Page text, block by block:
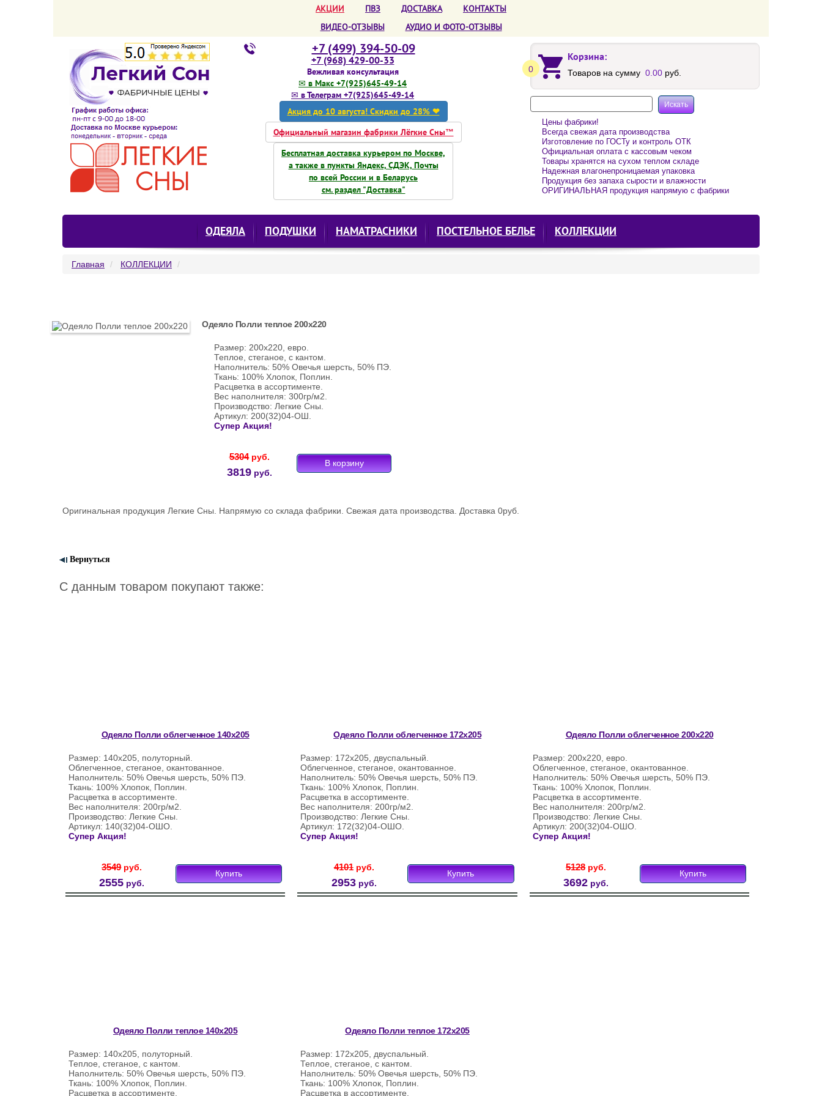
АКЦИИ ПВЗ ДОСТАВКА
КОНТАКТЫ
ВИДЕО-ОТЗЫВЫ
АУДИО И ФОТО-ОТЗЫВЫ
+7 (499) 394-50-09
+7 (968) 429-00-33
Вежливая консультация
✉ в Макс +7(925)645-49-14
✉ в Телеграм +7(925)645-49-14
Акция до 10 августа! Скидки до 28% ❤
Официальный магазин фабрики Лёгкие Сны™
Бесплатная доставка курьером по Москве,
а также в пункты Яндекс, СДЭК, Почты
по всей России и в Беларусь
см. раздел "Доставка"
0
Корзина:
Товаров на сумму 0.00 руб.
Цены фабрики!
Всегда свежая дата производства
Изготовление по ГОСТу и контроль ОТК
Официальная оплата с кассовым чеком
Товары хранятся на сухом теплом складе
Надежная влагонепроницаемая упаковка
Продукция без запаха сырости и влажности
ОРИГИНАЛЬНАЯ продукция напрямую с фабрики
ОДЕЯЛА ПОДУШКИ НАМАТРАСНИКИ ПОСТЕЛЬНОЕ БЕЛЬЕ КОЛЛЕКЦИИ
Главная КОЛЛЕКЦИИ
Одеяло Полли теплое 200х220
Размер: 200х220, евро.
Теплое, стеганое, с кантом.
Наполнитель: 50% Овечья шерсть, 50% ПЭ.
Ткань: 100% Хлопок, Поплин.
Расцветка в ассортименте.
Вес наполнителя: 300гр/м2.
Производство: Легкие Сны.
Артикул: 200(32)04-ОШ.
Супер Акция!
5304руб.
3819руб.
Оригинальная продукция Легкие Сны. Напрямую со склада фабрики. Свежая дата производства. Доставка 0руб.
Вернуться
С данным товаром покупают также:
Одеяло Полли облегченное 140х205
Размер: 140х205, полуторный.
Облегченное, стеганое, окантованное.
Наполнитель: 50% Овечья шерсть, 50% ПЭ.
Ткань: 100% Хлопок, Поплин.
Расцветка в ассортименте.
Вес наполнителя: 200гр/м2.
Производство: Легкие Сны.
Артикул: 140(32)04-ОШО.
Супер Акция!
3549руб.
2555 руб.
Купить
Одеяло Полли облегченное 172х205
Размер: 172х205, двуспальный.
Облегченное, стеганое, окантованное.
Наполнитель: 50% Овечья шерсть, 50% ПЭ.
Ткань: 100% Хлопок, Поплин.
Расцветка в ассортименте.
Вес наполнителя: 200гр/м2.
Производство: Легкие Сны.
Артикул: 172(32)04-ОШО.
Супер Акция!
4101руб.
2953руб.
Купить
Одеяло Полли облегченное 200х220
Размер: 200х220, евро.
Облегченное, стеганое, окантованное.
Наполнитель: 50% Овечья шерсть, 50% ПЭ.
Ткань: 100% Хлопок, Поплин.
Расцветка в ассортименте.
Вес наполнителя: 200гр/м2.
Производство: Легкие Сны.
Артикул: 200(32)04-ОШО.
Супер Акция!
5128руб.
3692 руб.
Купить
Одеяло Полли теплое 140х205
Размер: 140х205, полуторный.
Теплое, стеганое, с кантом.
Наполнитель: 50% Овечья шерсть, 50% ПЭ.
Ткань: 100% Хлопок, Поплин.
Расцветка в ассортименте.
Одеяло Полли теплое 172х205
Размер: 172х205, двуспальный.
Теплое, стеганое, с кантом.
Наполнитель: 50% Овечья шерсть, 50% ПЭ.
Ткань: 100% Хлопок, Поплин.
Расцветка в ассортименте.